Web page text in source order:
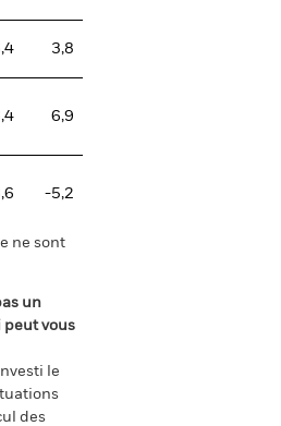
3,8
6,9
-5,2
ne sont
un
peut vous
le
des